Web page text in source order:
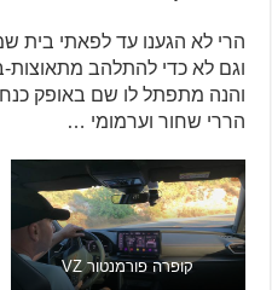
הרי לא הגענו עד לפאתי בית
וגם לא כדי להתלהב מתאוצות-
והנה מתפתל לו שם באופק
הררי שחור וערמומי …
קופרה פורמנטור VZ